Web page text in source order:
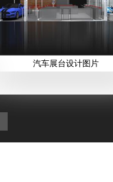
汽车展台设计图片